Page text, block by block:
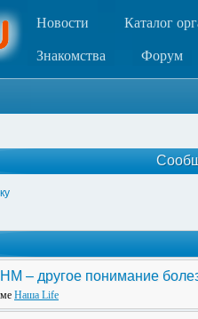
Новости Каталог
Знакомства Форум
– другое понимание
Наша Life